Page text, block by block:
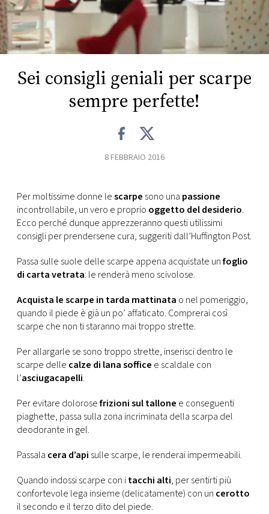
FOTO
PRINCIPATO
DI
MONACO
RMC
CONSIGLIA
Sei consigli geniali per scarpe
sempre perfette!
8 FEBBRAIO 2016
Per moltissime donne lescarpe sono una passione
incontrollabile, un vero e proprio oggetto del desiderio.
Ecco perché dunque apprezzeranno questi utilissimi
consigli per prendersene cura, suggeriti dall’Huffington Post.
Passa sulle suole delle scarpe appena acquistate unfoglio
di carta vetrata: le renderà meno scivolose.
Acquista le scarpe in tarda mattinata o nel pomeriggio,
quando il piede è già un po’ affaticato. Comprerai così
scarpe che non ti staranno mai troppo strette.
Per allargarle se sono troppo strette, inserisci dentro le
scarpe delle calze di lana soffice e scaldale con
l’asciugacapelli.
Per evitare dolorosefrizioni sul tallone e conseguenti
piaghette, passa sulla zona incriminata della scarpa del
deodorante in gel.
Passala cera d’api sulle scarpe, le renderai impermeabili.
Quando indossi scarpe con itacchi alti, per sentirti più
confortevole lega insieme (delicatamente) con un cerotto
il secondo e il terzo dito del piede.